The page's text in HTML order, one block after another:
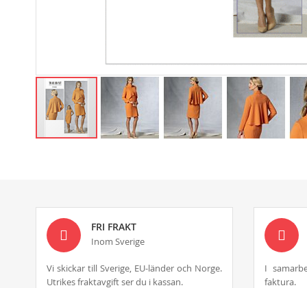
the
images
gallery
FRI FRAKT
Inom Sverige
Vi skickar till Sverige, EU-länder och Norge.
Utrikes fraktavgift ser du i kassan.
I
faktura.